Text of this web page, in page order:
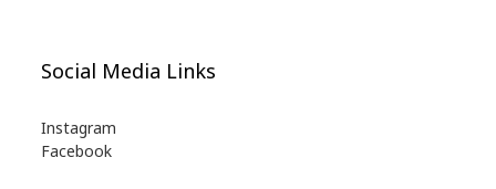
Social Media Links
Instagram
Facebook